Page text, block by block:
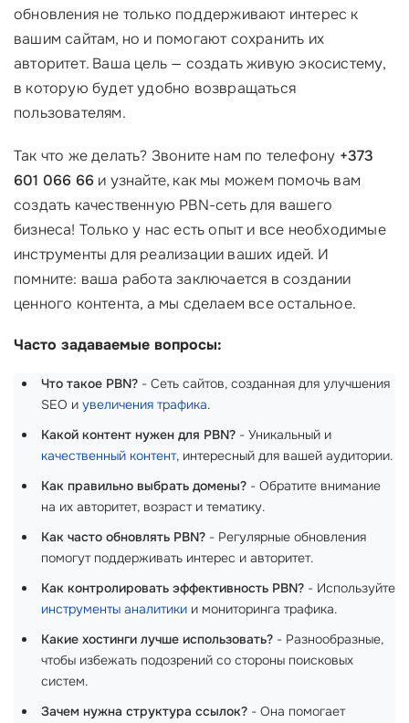
обновления не только поддерживают интерес к
вашим сайтам, но и помогают сохранить их
авторитет. Ваша цель — создать живую экосистему,
в которую будет удобно возвращаться
пользователям.
Так что же делать? Звоните нам по телефону +373
601 066 66 и узнайте, как мы можем помочь вам
создать качественную PBN-сеть для вашего
бизнеса! Только у нас есть опыт и все необходимые
инструменты для реализации ваших идей. И
помните: ваша работа заключается в создании
ценного контента, а мы сделаем все остальное.
Часто задаваемые вопросы:
Что такое PBN? - Сеть сайтов, созданная для улучшения
SEO и увеличения трафика.
Какой контент нужен для PBN? - Уникальный и
качественный контент, интересный для вашей аудитории.
Как правильно выбрать домены? - Обратите внимание
на их авторитет, возраст и тематику.
Как часто обновлять PBN? - Регулярные обновления
помогут поддерживать интерес и авторитет.
Как контролировать эффективность PBN? - Используйте
инструменты аналитики и мониторинга трафика.
Какие хостинги лучше использовать? - Разнообразные,
чтобы избежать подозрений со стороны поисковых
систем.
Зачем нужна структура ссылок? - Она помогает